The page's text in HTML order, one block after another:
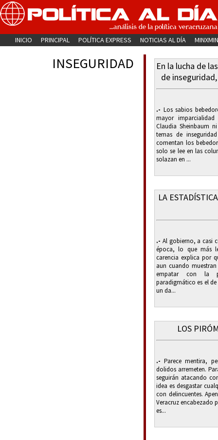
INICIO PRINCIPAL POLÍTICA EXPRESS NOTICIAS AL DÍA
INSEGURIDAD
En la lucha de
de
.- Los sabios
mayor
Claudia Sheinbaum
temas de
comentan los
solo se lee en las
solazan en ...
LA
.- Al gobierno, a casi
época, lo que más
carencia explica por
aun cuando
empatar con la
paradigmático es el
un da...
LOS
.- Parece mentira,
dolidos arremeten.
seguirán atacando
idea es desgastar
con delincuentes.
Veracruz encabezado
es...